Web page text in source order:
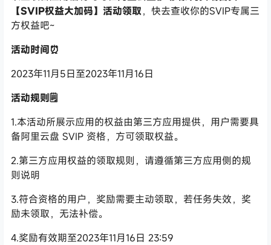
【SVIP权益大加码】活动领取，快去查收你的SVIP专属三
方权益吧~
活动时间⏰
2023年11月5日至2023年11月16日
活动规则🗒
1.本活动所展示应用的权益由第三方应用提供，用户需要具
备阿里云盘 SVIP 资格，方可领取权益。
2.第三方应用权益的领取规则，请遵循第三方应用侧的规
则说明
3.符合资格的用户，奖励需要主动领取，若任务失效，奖
励未领取，无法补偿。
4.奖励有效期至2023年11月16日 23:59